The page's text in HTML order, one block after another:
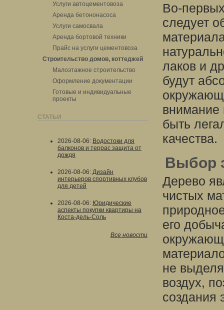
Услуги автоцементовоза
Аренда бетононасоса
Услуги самосвала
Аренда бортовой техники
Прайс на услуги цементовоза
Строительство домов, коттеджей
Малоэтажное строительство
Оформление документации
Готовые и индивидуальные
проекты
СТАТЬИ
2026-08-06: Водостоки для
балконов и террас защита от
дождя
2026-08-06: Дизайн
интерьеров спортивных клубов
для детей
2026-08-06: Юридические
аспекты покупки квартиры на
Коста-дель-Соль
Все новости
Во-
следует
лаков и
будут
внимание
быть
качества.
Выбор
Дерево
чистых
его
не
воздух,
создания